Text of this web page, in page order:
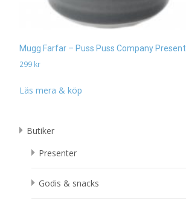
Mugg Farfar – Puss Puss Company Present
299 kr
Läs mera & köp
Butiker
Presenter
Godis & snacks